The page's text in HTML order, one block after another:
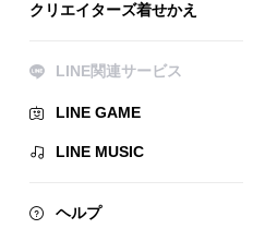
クリエイターズ着せかえ
LINE関連サービス
LINE GAME
LINE MUSIC
ヘルプ